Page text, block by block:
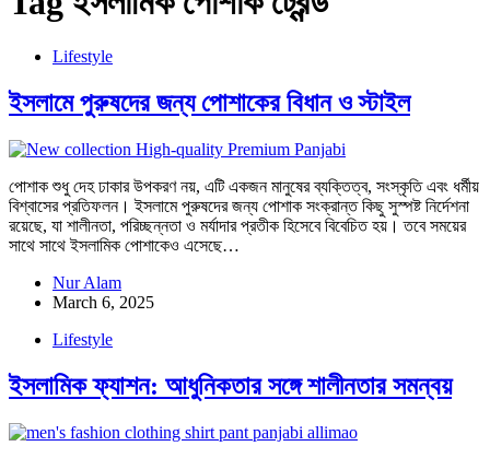
Lifestyle
ইসলামে পুরুষদের জন্য পোশাকের বিধান ও স্টাইল
পোশাক শুধু দেহ ঢাকার উপকরণ নয়, এটি একজন মানুষের ব্যক্তিত্ব, সংস্কৃতি এবং ধর্মীয়
বিশ্বাসের প্রতিফলন। ইসলামে পুরুষদের জন্য পোশাক সংক্রান্ত কিছু সুস্পষ্ট নির্দেশনা
রয়েছে, যা শালীনতা, পরিচ্ছন্নতা ও মর্যাদার প্রতীক হিসেবে বিবেচিত হয়। তবে সময়ের
সাথে সাথে ইসলামিক পোশাকেও এসেছে…
Nur Alam
March 6, 2025
Lifestyle
ইসলামিক ফ্যাশন: আধুনিকতার সঙ্গে শালীনতার সমন্বয়